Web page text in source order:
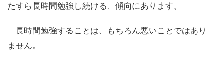
たすら長時間勉強し続ける、傾向にあります。
長時間勉強することは、もちろん悪いことではあり
ません。